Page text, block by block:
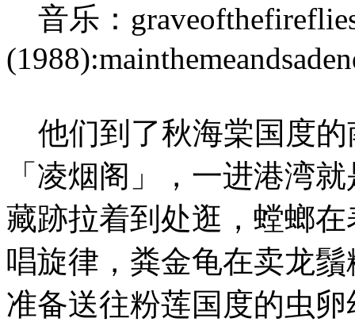
音乐：
他们到了秋海棠国度的
「凌烟阁」，一进港湾
藏跡拉着到处逛，螳螂
唱旋律，粪金龟在卖龙
准备送往粉莲国度的虫